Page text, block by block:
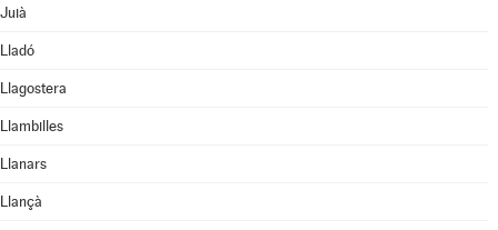
Juià
Lladó
Llagostera
Llambilles
Llanars
Llançà